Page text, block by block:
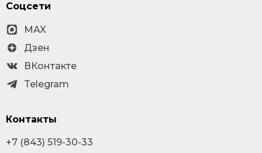
Соцсети
MAX
Дзен
ВКонтакте
Telegram
Контакты
+7 (843) 519-30-33